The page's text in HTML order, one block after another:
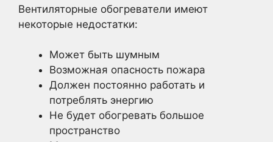
Вентиляторные обогреватели имеют
некоторые недостатки:
Может быть шумным
Возможная опасность пожара
Должен постоянно работать и
потреблять энергию
Не будет обогревать большое
пространство